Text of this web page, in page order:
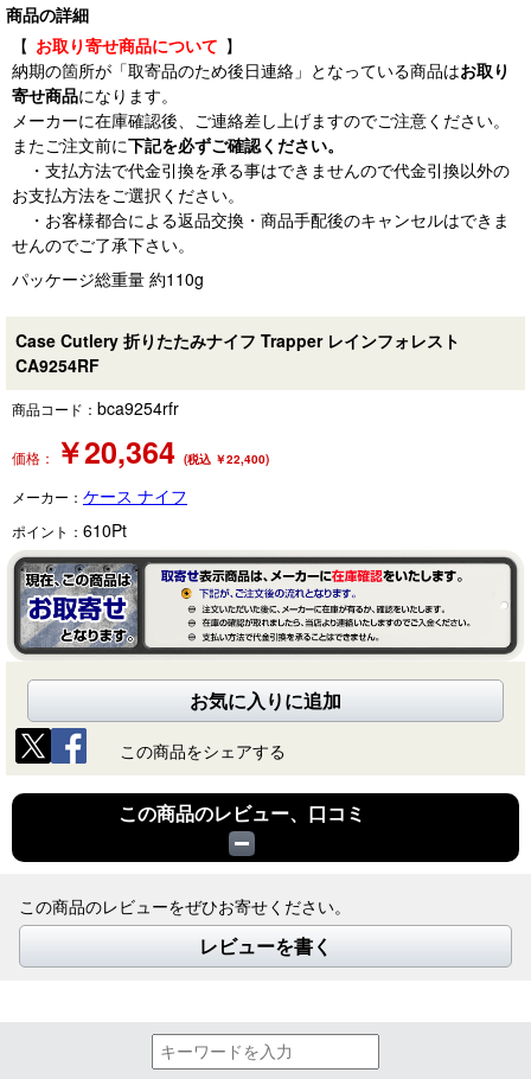
商品の詳細
【 お取り寄せ商品について 】
納期の箇所が「取寄品のため後日連絡」となっている商品はお取り
寄せ商品になります。
メーカーに在庫確認後、ご連絡差し上げますのでご注意ください。
またご注文前に下記を必ずご確認ください。
・支払方法で代金引換を承る事はできませんので代金引換以外の
お支払方法をご選択ください。
・お客様都合による返品交換・商品手配後のキャンセルはできま
せんのでご了承下さい。
パッケージ総重量 約110g
Case Cutlery 折りたたみナイフ Trapper レインフォレスト
CA9254RF
商品コード： bca9254rfr
価格： ￥20,364 (税込 ￥22,400)
メーカー： ケース ナイフ
ポイント： 610Pt
お気に入りに追加
この商品をシェアする
この商品のレビュー、口コミ
この商品のレビューをぜひお寄せください。
レビューを書く